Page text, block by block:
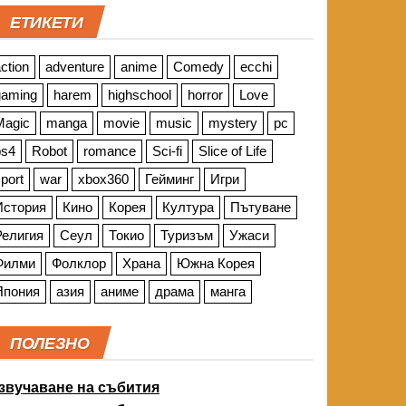
ЕТИКЕТИ
adventure anime Comedy
ecchi
harem highschool horror
Love
manga movie music mystery
pc
Robot romance Sci-fi
Slice of Life
war xbox360 Гейминг
Игри
Кино Корея Култура
Пътуване
Сеул Токио Туризъм
Ужаси
Фолклор Храна
Южна Корея
азия аниме драма манга
ПОЛЕЗНО
на събития